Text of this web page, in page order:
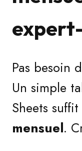
Pas besoin
Un simple
Sheets
mensuel.